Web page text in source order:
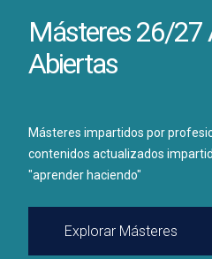
Másteres 26/27
Abiertas
Másteres impartidos por
contenidos actualizados
"aprender haciendo"
Explorar Másteres